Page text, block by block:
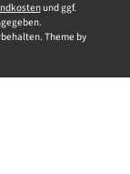
und ggf.
Theme by